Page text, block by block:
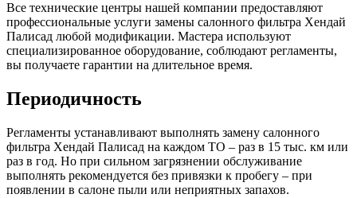
Все технические центры нашей компании предоставляют
профессиональные услуги замены салонного фильтра Хендай
Палисад любой модификации. Мастера используют
специализированное оборудование, соблюдают регламенты,
вы получаете гарантии на длительное время.
Периодичность
Регламенты устанавливают выполнять замену салонного
фильтра Хендай Палисад на каждом ТО – раз в 15 тыс. км или
раз в год. Но при сильном загрязнении обслуживание
выполнять рекомендуется без привязки к пробегу – при
появлении в салоне пыли или неприятных запахов.